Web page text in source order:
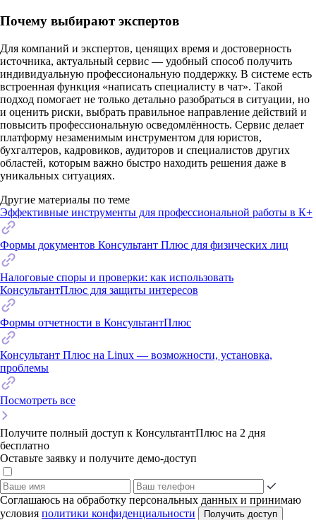
Почему выбирают экспертов
Для компаний и экспертов, ценящих время и достоверность
источника, актуальный сервис — удобный способ получить
индивидуальную профессиональную поддержку. В системе есть
встроенная функция «написать специалисту в чат». Такой
подход помогает не только детально разобраться в ситуации, но
и оценить риски, выбрать правильное направление действий и
повысить профессиональную осведомлённость. Сервис делает
платформу незаменимым инструментом для юристов,
бухгалтеров, кадровиков, аудиторов и специалистов других
областей, которым важно быстро находить решения даже в
уникальных ситуациях.
Другие материалы по теме
Эффективные инструменты для профессиональной работы в К+
Формы документов Консультант Плюс для физических лиц
Налоговые споры и проверки: как использовать
КонсультантПлюс для защиты интересов
Формы отчетности в КонсультантПлюс
Консультант Плюс на Linux — возможности, установка,
проблемы
Посмотреть все
Получите полный доступ к КонсультантПлюс на 2 дня
бесплатно
Оставьте заявку и получите демо-доступ
Соглашаюсь на обработку персональных данных и принимаю
условия политики конфиденциальности Получить доступ